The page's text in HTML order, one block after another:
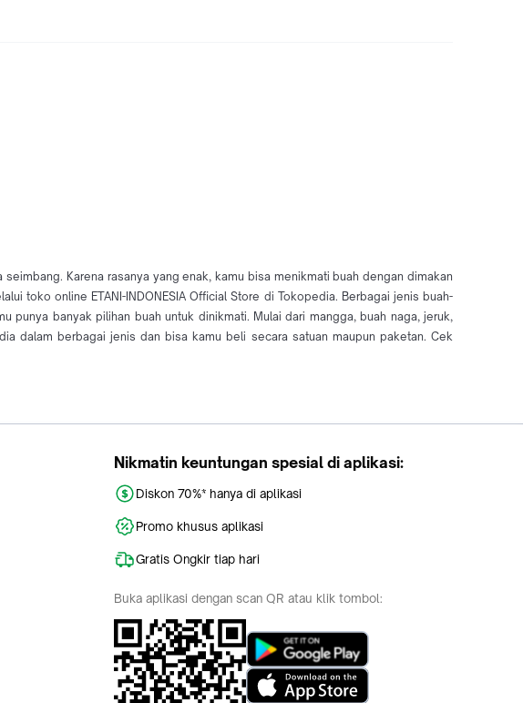
Karena rasanya yang enak, kamu bisa menikmati buah dengan dimakan
toko online ETANI-INDONESIA Official Store di Tokopedia. Berbagai jenis buah-
punya banyak pilihan buah untuk dinikmati. Mulai dari mangga, buah naga, jeruk,
dalam berbagai jenis dan bisa kamu beli secara satuan maupun paketan. Cek
Nikmatin keuntungan spesial di aplikasi:
Diskon 70%* hanya di aplikasi
Promo khusus aplikasi
Gratis Ongkir tiap hari
Buka aplikasi dengan scan QR atau klik tombol: